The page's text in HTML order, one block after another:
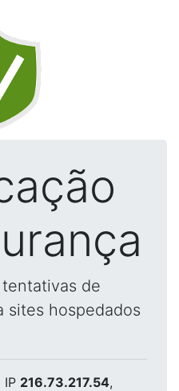
de
sites hospedados
IP 216.73.217.54,